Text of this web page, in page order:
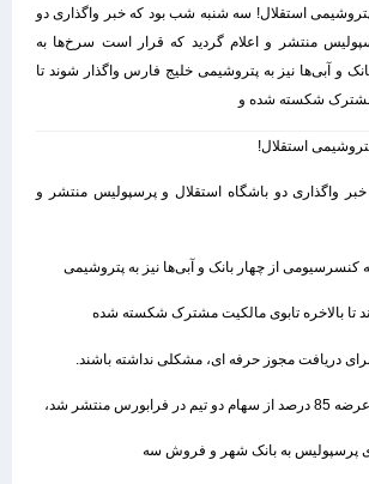
استقلال! سه شنبه شب بود که خبر واگذاری دو
منتشر و اعلام گردید که قرار است سرخ‌ها به
و آبی‌ها نیز به پتروشیمی خلیج فارس واگذار شوند تا
شکسته شده و
استقلال!
واگذاری دو باشگاه استقلال و پرسپولیس منتشر و
از چهار بانک و آبی‌ها نیز به پتروشیمی
بالاخره تابوی مالکیت مشترک شکسته شده
دریافت مجوز حرفه ای، مشکلی نداشته باشند.
شد،